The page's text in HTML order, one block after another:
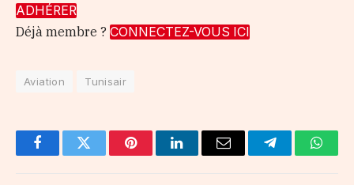
ADHÉRER
Déjà membre ? CONNECTEZ-VOUS ICI
Aviation Tunisair
FacebookTwitter PinterestLinkedInEmail Telegram